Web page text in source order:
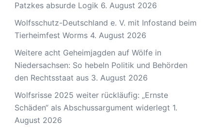
Patzkes absurde Logik 6. August 2026
Wolfsschutz-Deutschland e. V. mit Infostand beim
Tierheimfest Worms 4. August 2026
Weitere acht Geheimjagden auf Wölfe in
Niedersachsen: So hebeln Politik und Behörden
den Rechtsstaat aus 3. August 2026
Wolfsrisse 2025 weiter rückläufig: „Ernste
Schäden“ als Abschussargument widerlegt 1.
August 2026